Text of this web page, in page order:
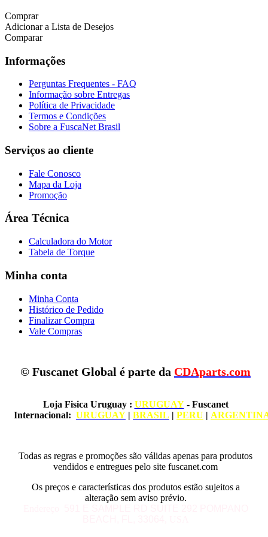
Comprar
Adicionar a Lista de Desejos
Comparar
Informações
Perguntas Frequentes - FAQ
Informação sobre Entregas
Política de Privacidade
Termos e Condições
Sobre a FuscaNet Brasil
Serviços ao cliente
Fale Conosco
Mapa da Loja
Promoção
Área Técnica
Calculadora do Motor
Tabela de Torque
Minha conta
Minha Conta
Histórico de Pedido
Finalizar Compra
Vale Compras
© Fuscanet Global é parte da CDAparts.com
Loja Fisica Uruguay: URUGUAY- Fuscanet
Internacional: URUGUAY | BRASIL | PERU |
Todas as regras e promoções são válidas apenas para produtos
vendidos e entregues pelo site fuscanet.com
Os preços e características dos produtos estão sujeitos a
alteração sem aviso prévio.